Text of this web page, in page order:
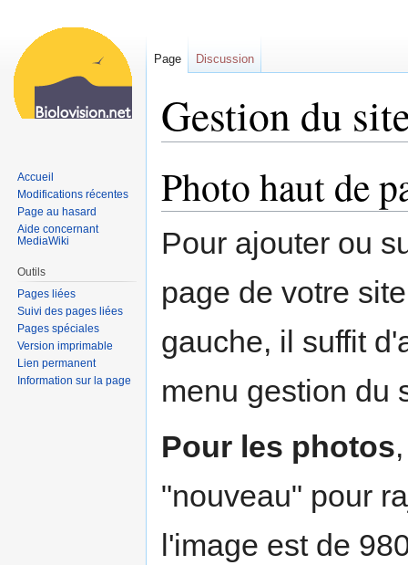
Gestion du
la
navigation
la
recherche
Photo haut de
Pour ajouter ou
page de votre
gauche, il suffit
menu gestion du
Pour les photos
"nouveau" pour
l'image est de
Page Discussion
Accueil
Modifications récentes
Page au hasard
Aide concernant
MediaWiki
Outils
Pages liées
Suivi des pages liées
Pages spéciales
Version imprimable
Lien permanent
Information sur la page